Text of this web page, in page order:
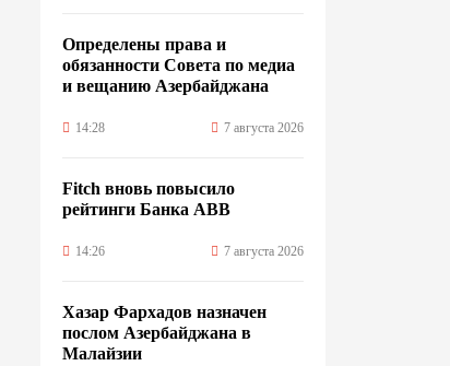
Определены права и
обязанности Совета по медиа
и вещанию Азербайджана
14:28 7 августа 2026
Fitch вновь повысило
рейтинги Банка ABB
14:26 7 августа 2026
Хазар Фархадов назначен
послом Азербайджана в
Малайзии